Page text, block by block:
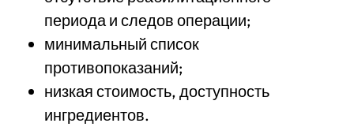
периода и следов операции;
минимальный список
противопоказаний;
низкая стоимость, доступность
ингредиентов.